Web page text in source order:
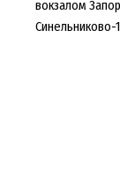
вокзалом
Синельниково-